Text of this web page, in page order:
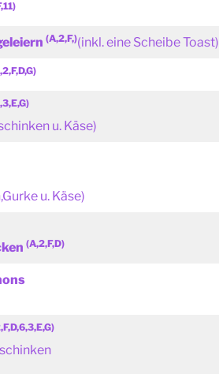
(A,2,F,)(inkl. eine Scheibe Toast)
u. Käse)
u. Käse)
(A,2,F,D)